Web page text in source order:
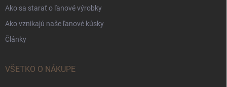
Ako sa starať o ľanové výrobky
Ako vznikajú naše ľanové kúsky
Články
VŠETKO O NÁKUPE